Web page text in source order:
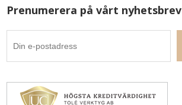
Prenumerera på vårt nyhetsbrev